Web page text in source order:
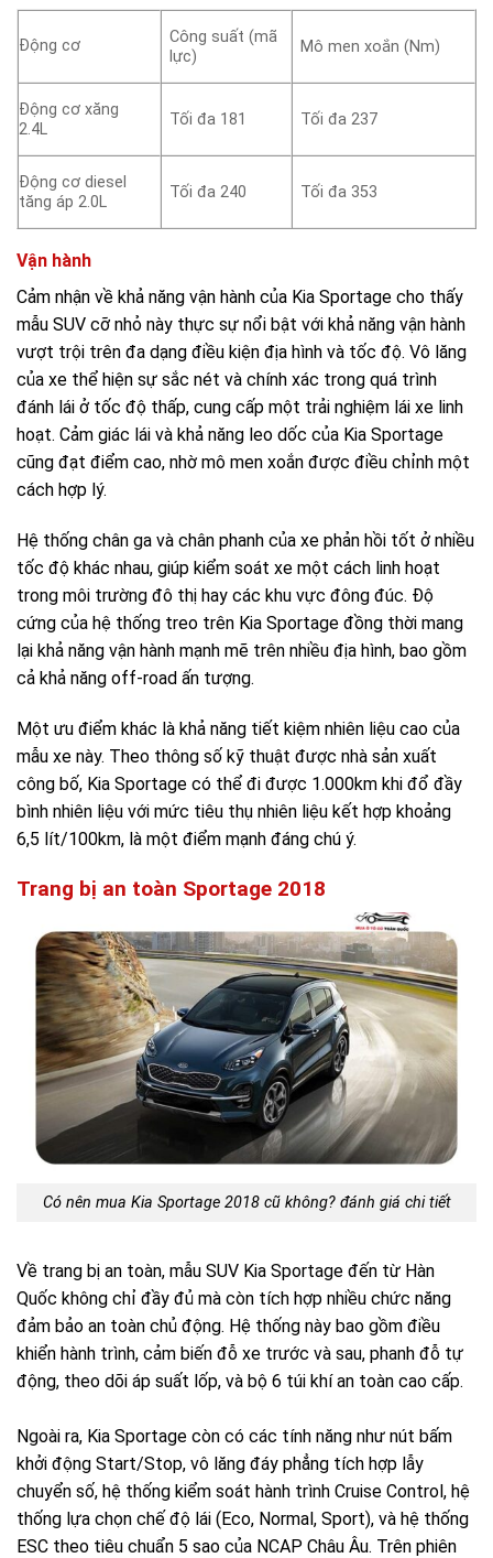
Động cơ
Công suất (mã
lực)
Mô men xoắn (Nm)
Động cơ xăng
2.4L
Tối đa 181 Tối đa 237
Động cơ diesel
tăng áp 2.0L
Tối đa 240 Tối đa 353
Vận hành
Cảm nhận về khả năng vận hành của Kia Sportage cho thấy
mẫu SUV cỡ nhỏ này thực sự nổi bật với khả năng vận hành
vượt trội trên đa dạng điều kiện địa hình và tốc độ. Vô lăng
của xe thể hiện sự sắc nét và chính xác trong quá trình
đánh lái ở tốc độ thấp, cung cấp một trải nghiệm lái xe linh
hoạt. Cảm giác lái và khả năng leo dốc của Kia Sportage
cũng đạt điểm cao, nhờ mô men xoắn được điều chỉnh một
cách hợp lý.
Hệ thống chân ga và chân phanh của xe phản hồi tốt ở nhiều
tốc độ khác nhau, giúp kiểm soát xe một cách linh hoạt
trong môi trường đô thị hay các khu vực đông đúc. Độ
cứng của hệ thống treo trên Kia Sportage đồng thời mang
lại khả năng vận hành mạnh mẽ trên nhiều địa hình, bao gồm
cả khả năng off-road ấn tượng.
Một ưu điểm khác là khả năng tiết kiệm nhiên liệu cao của
mẫu xe này. Theo thông số kỹ thuật được nhà sản xuất
công bố, Kia Sportage có thể đi được 1.000km khi đổ đầy
bình nhiên liệu với mức tiêu thụ nhiên liệu kết hợp khoảng
6,5 lít/100km, là một điểm mạnh đáng chú ý.
Trang bị an toàn Sportage 2018
Có nên mua Kia Sportage 2018 cũ không? đánh giá chi tiết
Về trang bị an toàn, mẫu SUV Kia Sportage đến từ Hàn
Quốc không chỉ đầy đủ mà còn tích hợp nhiều chức năng
đảm bảo an toàn chủ động. Hệ thống này bao gồm điều
khiển hành trình, cảm biến đỗ xe trước và sau, phanh đỗ tự
động, theo dõi áp suất lốp, và bộ 6 túi khí an toàn cao cấp.
Ngoài ra, Kia Sportage còn có các tính năng như nút bấm
khởi động Start/Stop, vô lăng đáy phẳng tích hợp lẫy
chuyển số, hệ thống kiểm soát hành trình Cruise Control, hệ
thống lựa chọn chế độ lái (Eco, Normal, Sport), và hệ thống
ESC theo tiêu chuẩn 5 sao của NCAP Châu Âu. Trên phiên